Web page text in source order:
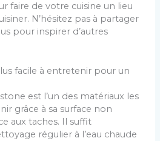
faire de votre cuisine un lieu
N’hésitez pas à partager
pour inspirer d’autres
facile à entretenir pour un
est l’un des matériaux les
grâce à sa surface non
aux taches. Il suffit
régulier à l’eau chaude